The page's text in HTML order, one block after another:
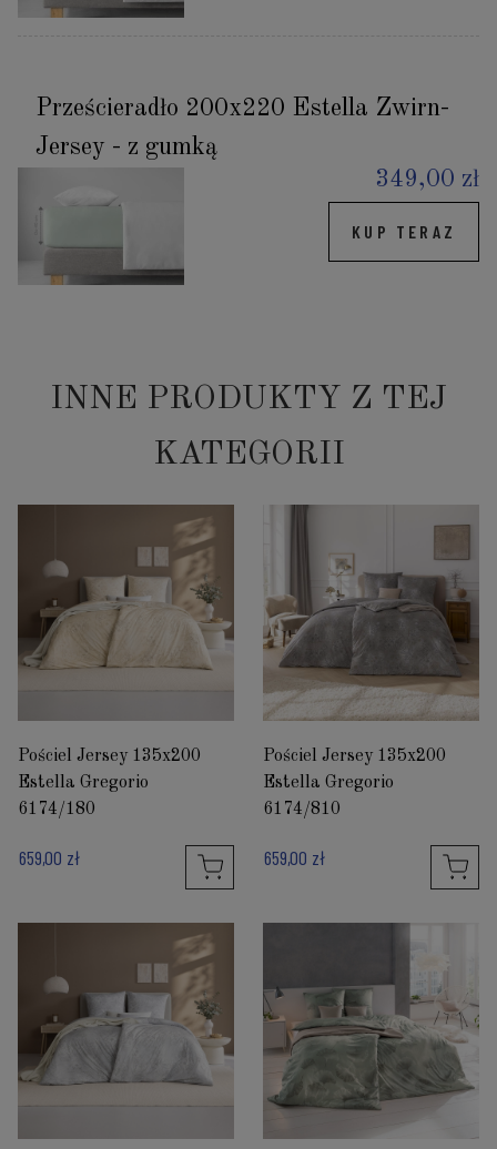
Prześcieradło 200x220 Estella Zwirn-
Jersey - z gumką
349,00 zł
KUP TERAZ
INNE PRODUKTY Z TEJ
KATEGORII
Pościel Jersey 135x200
Estella Gregorio
6174/180
659,00 zł
Pościel Jersey 135x200
Estella Gregorio
6174/810
659,00 zł